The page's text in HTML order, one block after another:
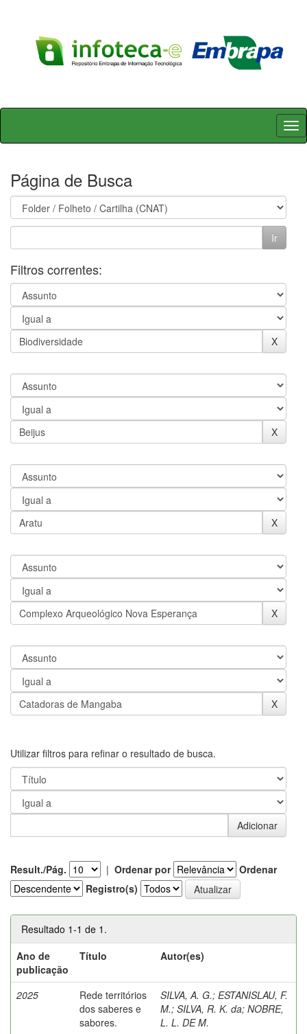
Skip
Página de Busca
Filtros correntes:
Utilizar filtros para refinar o resultado de busca.
Result./Pág. | Ordenar por
Ordenar
Registro(s)
Resultado 1-1 de 1.
Ano de
publicação
Título Autor(es)
2025
Rede territórios
dos saberes e
sabores.
SILVA, A. G.; ESTANISLAU, F.
M.; SILVA, R. K. da; NOBRE,
L. L. DE M.